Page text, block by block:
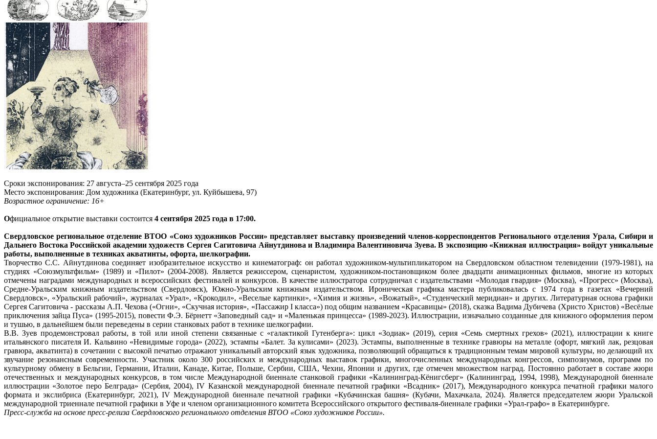
Сроки экспонирования: 27 августа–25 сентября 2025 года
Место экспонирования: Дом художника (Екатеринбург, ул. Куйбышева, 97)
Возрастное ограничение: 16+
Официальное открытие выставки состоится 4 сентября 2025 года в 17:00.
Свердловское региональное отделение ВТОО «Союз художников России» представляет выставку произведений членов-корреспондентов Регионального отделения Урала, Сибири и
Дальнего Востока Российской академии художеств Сергея Сагитовича Айнутдинова и Владимира Валентиновича Зуева. В экспозицию «Книжная иллюстрация» войдут уникальные
работы, выполненные в техниках акватинты, офорта, шелкографии.
Творчество С.С. Айнутдинова соединяет изобразительное искусство и кинематограф: он работал художником-мультипликатором на Свердловском областном телевидении (1979-1981), на
студиях «Союзмультфильм» (1989) и «Пилот» (2004-2008). Является режиссером, сценаристом, художником-постановщиком более двадцати анимационных фильмов, многие из которых
отмечены наградами международных и всероссийских фестивалей и конкурсов. В качестве иллюстратора сотрудничал с издательствами «Молодая гвардия» (Москва), «Прогресс» (Москва),
Средне-Уральским книжным издательством (Свердловск), Южно-Уральским книжным издательством. Ироническая графика мастера публиковалась с 1974 года в газетах «Вечерний
Свердловск», «Уральский рабочий», журналах «Урал», «Крокодил», «Веселые картинки», «Химия и жизнь», «Вожатый», «Студенческий меридиан» и других. Литературная основа графики
Сергея Сагитовича - рассказы А.П. Чехова («Огни», «Скучная история», «Пассажир I класса») под общим названием «Красавицы» (2018), сказка Вадима Дубичева (Христо Христов) «Весёлые
приключения зайца Пуса» (1995-2015), повести Ф.Э. Бёрнетт «Заповедный сад» и «Маленькая принцесса» (1989-2023). Иллюстрации, изначально созданные для книжного оформления пером
и тушью, в дальнейшем были переведены в серии станковых работ в технике шелкографии.
В.В. Зуев продемонстровал работы, в той или иной степени связанные с «галактикой Гутенберга»: цикл «Зодиак» (2019), серия «Семь смертных грехов» (2021), иллюстрации к книге
итальянского писателя И. Кальвино «Невидимые города» (2022), эстампы «Балет. За кулисами» (2023). Эстампы, выполненные в технике гравюры на металле (офорт, мягкий лак, резцовая
гравюра, акватинта) в сочетании с высокой печатью отражают уникальный авторский язык художника, позволяющий обращаться к традиционным темам мировой культуры, но делающий их
звучание резонансным современности. Участник около 300 российских и международных выставок графики, многочисленных международных конгрессов, симпозиумов, программ по
культурному обмену в Бельгии, Германии, Италии, Канаде, Китае, Польше, Сербии, США, Чехии, Японии и других, где отмечен множеством наград. Постоянно работает в составе жюри
отечественных и международных конкурсов, в том числе Международной биеннале станковой графики «Калининград-Кёнигсберг» (Калининград, 1994, 1998), Международной биеннале
иллюстрации «Золотое перо Белграда» (Сербия, 2004), IV Казанской международной биеннале печатной графики «Всадник» (2017), Международного конкурса печатной графики малого
формата и экслибриса (Екатеринбург, 2021), IV Международной биеннале печатной графики «Кубачинская башня» (Кубачи, Махачкала, 2024). Является председателем жюри Уральской
международной триеннале печатной графики в Уфе и членом организационного комитета Всероссийского открытого фестиваля-биеннале графики «Урал-графо» в Екатеринбурге.
Пресс-служба на основе пресс-релиза Свердловского регионального отделения ВТОО «Союз художников России».